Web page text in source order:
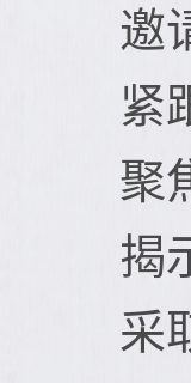
邀
紧
聚
揭
采